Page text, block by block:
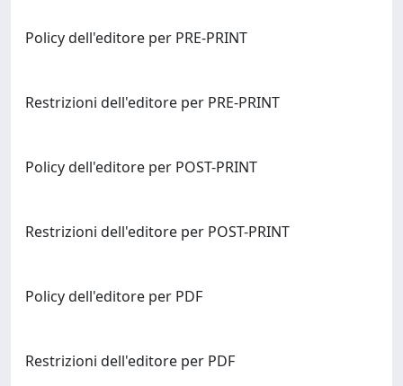
Policy dell'editore per PRE-PRINT
Restrizioni dell'editore per PRE-PRINT
Policy dell'editore per POST-PRINT
Restrizioni dell'editore per POST-PRINT
Policy dell'editore per PDF
Restrizioni dell'editore per PDF